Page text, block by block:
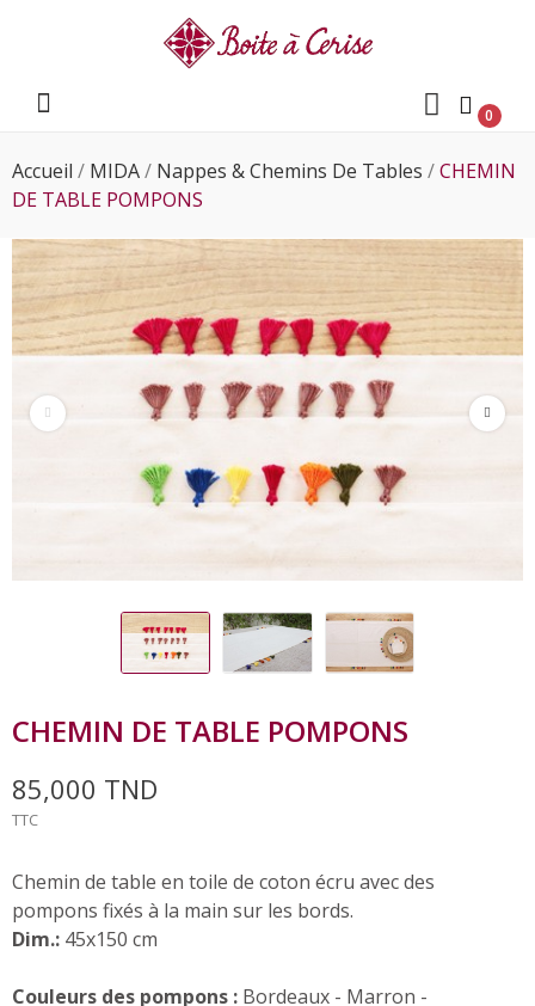
0
Accueil MIDA Nappes & Chemins De Tables
CHEMIN
DE TABLE POMPONS
CHEMIN DE TABLE POMPONS
85,000 TND
TTC
Chemin de table en toile de coton écru avec des
pompons fixés à la main sur les bords.
Dim.: 45x150 cm
Couleurs des pompons : Bordeaux - Marron -